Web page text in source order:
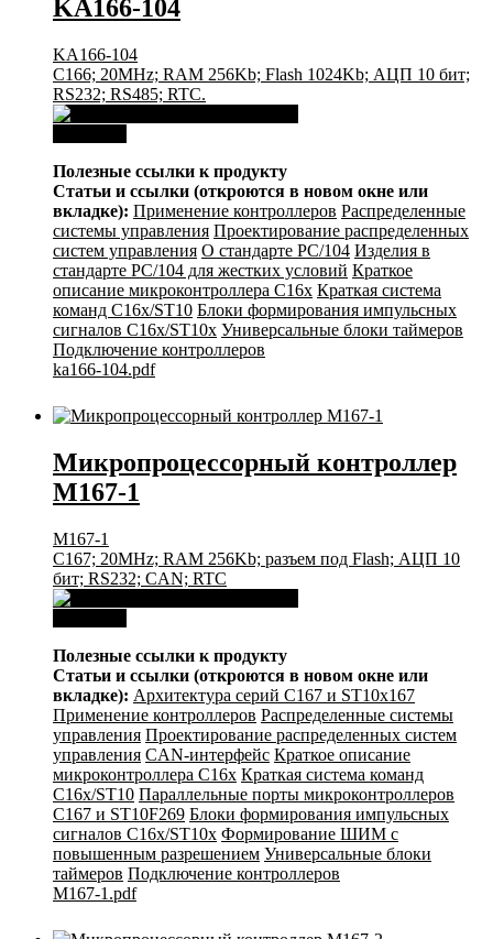
KA166-104
KA166-104
C166; 20MHz; RAM 256Kb; Flash 1024Kb; АЦП 10 бит;
RS232; RS485; RTC.
Полезные ссылки к продукту
Статьи и ссылки (откроются в новом окне или
вкладке): Применение контроллеров Распределенные
системы управления Проектирование распределенных
систем управления О стандарте PC/104 Изделия в
стандарте PC/104 для жестких условий Краткое
описание микроконтроллера C16x Краткая система
команд C16x/ST10 Блоки формирования импульсных
сигналов C16x/ST10x Универсальные блоки таймеров
Подключение контроллеров
ka166-104.pdf
Микропроцессорный контроллер
M167-1
M167-1
C167; 20MHz; RAM 256Kb; разъем под Flash; АЦП 10
бит; RS232; CAN; RTC
Полезные ссылки к продукту
Статьи и ссылки (откроются в новом окне или
вкладке): Архитектура серий С167 и ST10x167
Применение контроллеров Распределенные системы
управления Проектирование распределенных систем
управления CAN-интерфейс Краткое описание
микроконтроллера C16x Краткая система команд
C16x/ST10 Параллельные порты микроконтроллеров
C167 и ST10F269 Блоки формирования импульсных
сигналов C16x/ST10x Формирование ШИМ с
повышенным разрешением Универсальные блоки
таймеров Подключение контроллеров
M167-1.pdf